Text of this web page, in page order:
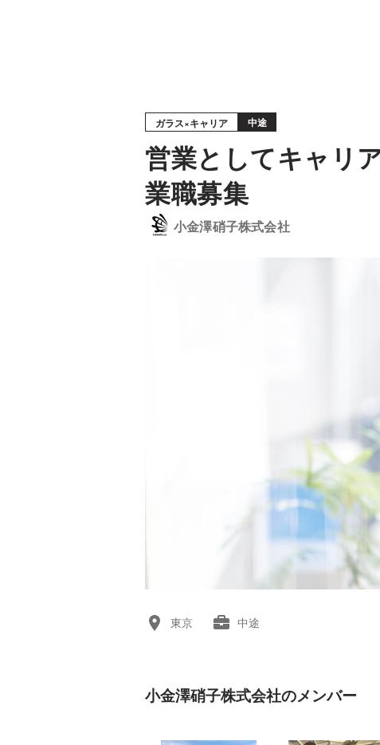
ガラス×キャリア 中途
営業としてキャリ
業職募集
小金澤硝子株式会社
東京 中途
小金澤硝子株式会社のメンバー